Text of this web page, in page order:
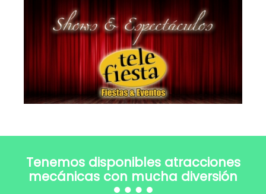
Tenemos disponibles atracciones
mecánicas con mucha diversión